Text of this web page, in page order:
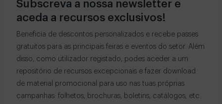
Subscreva a nossa newsletter e
aceda a recursos exclusivos!
Beneficia de descontos personalizados e recebe passes
gratuitos para as principais feiras e eventos do setor. Além
disso, como utilizador registado, podes aceder a um
repositório de recursos excepcionais e fazer download
de material promocional para uso nas tuas próprias
campanhas: folhetos, brochuras, boletins, catálogos, etc.